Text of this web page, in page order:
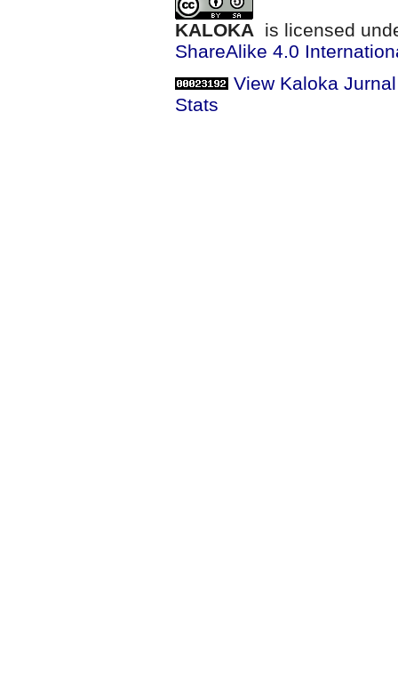
KALOKA is licensed
ShareAlike 4.0
View Kaloka
Stats